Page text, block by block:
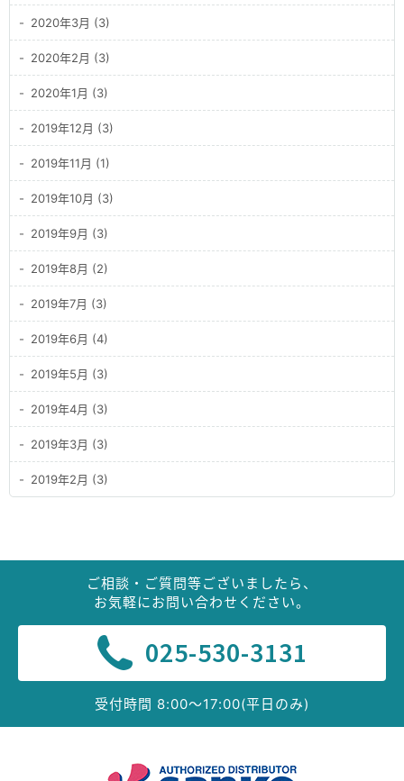
2020年3月 (3)
2020年2月 (3)
2020年1月 (3)
2019年12月 (3)
2019年11月 (1)
2019年10月 (3)
2019年9月 (3)
2019年8月 (2)
2019年7月 (3)
2019年6月 (4)
2019年5月 (3)
2019年4月 (3)
2019年3月 (3)
2019年2月 (3)
ご相談・ご質問等ございましたら、
お気軽にお問い合わせください。
025-530-3131
受付時間 8:00〜17:00(平日のみ)